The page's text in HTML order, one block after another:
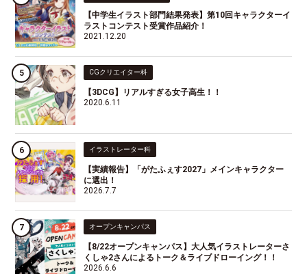
【中学生イラスト部門結果発表】第10回キャラクターイ
ラストコンテスト受賞作品紹介！
2021.12.20
CGクリエイター科
【3DCG】リアルすぎる女子高生！！
2020.6.11
イラストレーター科
【実績報告】「がたふぇす2027」メインキャラクター
に選出！
2026.7.7
オープンキャンパス
【8/22オープンキャンパス】大人気イラストレーターさ
くしゃ2さんによるトーク＆ライブドローイング！！
2026.6.6